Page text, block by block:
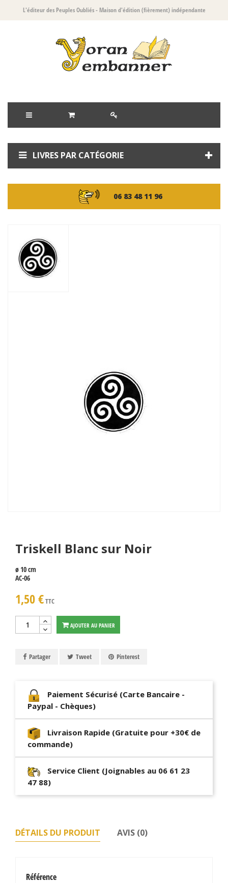
L'éditeur des Peuples Oubliés- Maison d'édition (fièrement) indépendante
LIVRES PAR CATÉGORIE
06 83 48 11 96
Triskell Blanc sur Noir
ø 10 cm
AC-06
1,50 €TTC
AJOUTER AU PANIER
Partager Tweet Pinterest
Paiement Sécurisé (Carte Bancaire -
Paypal - Chèques)
Livraison Rapide (Gratuite pour +30€ de
commande)
Service Client (Joignables au 06 61 23
47 88)
DÉTAILS DU PRODUIT AVIS (0)
Référence